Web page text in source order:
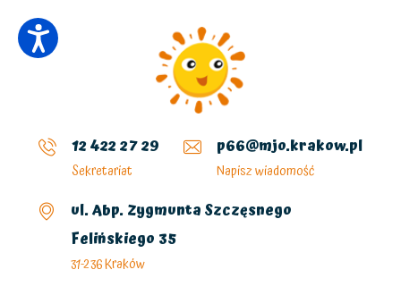
12 422 27 29
Sekretariat
p66@mjo.krakow.pl
Napisz wiadomość
ul. Abp. Zygmunta Szczęsnego
Felińskiego 35
31-236 Kraków